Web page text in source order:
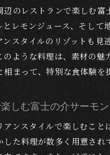
絶対に
オリジ
地元な
レスト
特別な
河口湖駅の
風味豊
地元の
のレストランで楽しむ
レモンジュース、そし
スタイルのリゾットも
のような料理は、素材の
まって、特別な食体験を
しむ富士の介サーモン
ンスタイルで楽しむこ
した料理が数多く用意さ